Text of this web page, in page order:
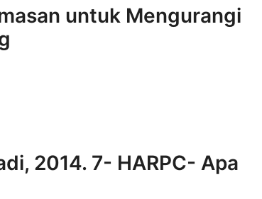
untuk Mengurangi
2014. 7- HARPC- Apa